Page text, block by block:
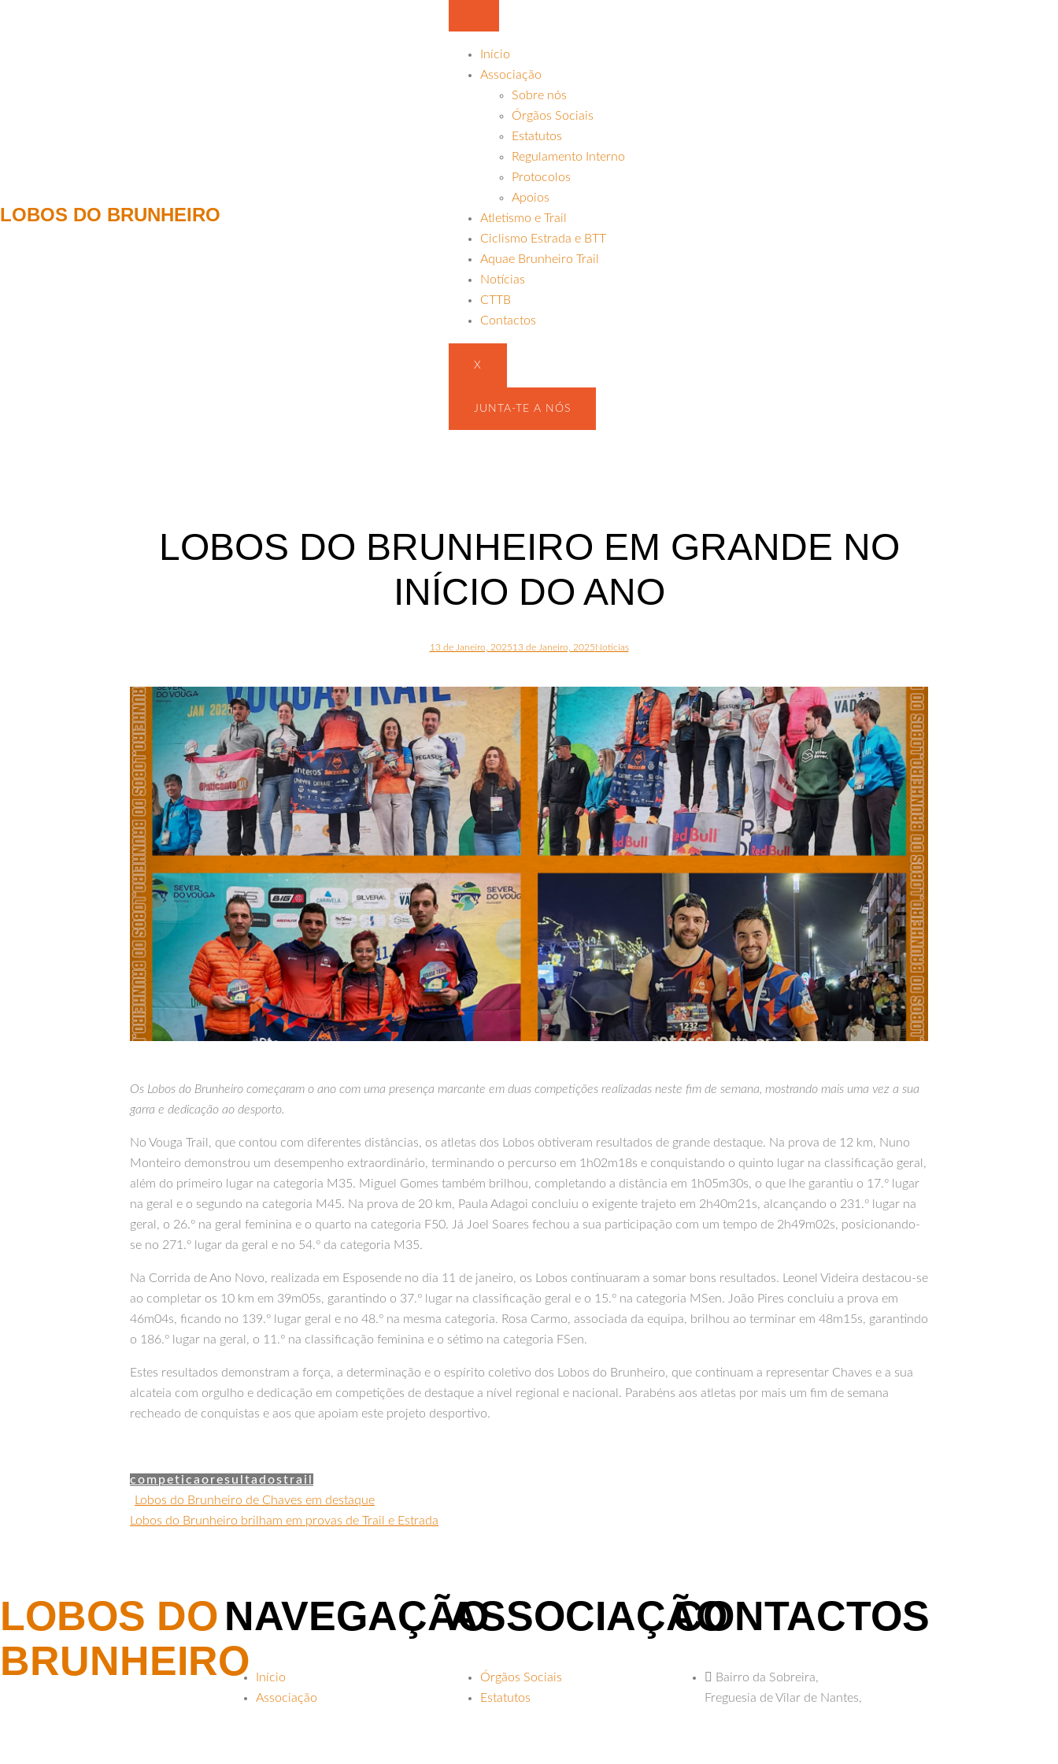
LOBOS DO BRUNHEIRO
Início
Associação
Sobre nós
Órgãos Sociais
Estatutos
Regulamento Interno
Protocolos
Apoios
Atletismo e Trail
Ciclismo Estrada e BTT
Aquae Brunheiro Trail
Notícias
CTTB
Contactos
X
JUNTA-TE A NÓS
LOBOS DO BRUNHEIRO EM GRANDE NO
INÍCIO DO ANO
13 de Janeiro, 202513 de Janeiro, 2025Noticias
Os Lobos do Brunheiro começaram o ano com uma presença marcante em duas competições realizadas neste fim de semana, mostrando mais uma vez a sua
garra e dedicação ao desporto.
No Vouga Trail, que contou com diferentes distâncias, os atletas dos Lobos obtiveram resultados de grande destaque. Na prova de 12 km, Nuno
Monteiro demonstrou um desempenho extraordinário, terminando o percurso em 1h02m18s e conquistando o quinto lugar na classificação geral,
além do primeiro lugar na categoria M35. Miguel Gomes também brilhou, completando a distância em 1h05m30s, o que lhe garantiu o 17.º lugar
na geral e o segundo na categoria M45. Na prova de 20 km, Paula Adagoi concluiu o exigente trajeto em 2h40m21s, alcançando o 231.º lugar na
geral, o 26.º na geral feminina e o quarto na categoria F50. Já Joel Soares fechou a sua participação com um tempo de 2h49m02s, posicionando-
se no 271.º lugar da geral e no 54.º da categoria M35.
Na Corrida de Ano Novo, realizada em Esposende no dia 11 de janeiro, os Lobos continuaram a somar bons resultados. Leonel Videira destacou-se
ao completar os 10 km em 39m05s, garantindo o 37.º lugar na classificação geral e o 15.º na categoria MSen. João Pires concluiu a prova em
46m04s, ficando no 139.º lugar geral e no 48.º na mesma categoria. Rosa Carmo, associada da equipa, brilhou ao terminar em 48m15s, garantindo
o 186.º lugar na geral, o 11.º na classificação feminina e o sétimo na categoria FSen.
Estes resultados demonstram a força, a determinação e o espírito coletivo dos Lobos do Brunheiro, que continuam a representar Chaves e a sua
alcateia com orgulho e dedicação em competições de destaque a nível regional e nacional. Parabéns aos atletas por mais um fim de semana
recheado de conquistas e aos que apoiam este projeto desportivo.
competicaoresultadostrail
Lobos do Brunheiro de Chaves em destaque
Lobos do Brunheiro brilham em provas de Trail e Estrada
LOBOS DO
BRUNHEIRO
NAVEGAÇÃO
Início
Associação
ASSOCIAÇÃO
Órgãos Sociais
Estatutos
CONTACTOS
Bairro da Sobreira,
Freguesia de Vilar de Nantes,